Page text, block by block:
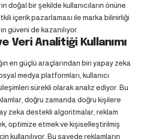
doğal bir şekilde kullanıcıların önüne
içerik pazarlaması ile marka bilinirliği
güveni de kazanılıyor.
Veri Analitiği Kullanımı
en güçlü araçlarından biri yapay zeka
medya platformları, kullanıcı
sürekli olarak analiz ediyor. Bu
doğru zamanda doğru kişilere
zeka destekli algoritmalar, reklam
optimize etmek ve kişiselleştirilmiş
kullanılıyor. Bu sayede reklamların